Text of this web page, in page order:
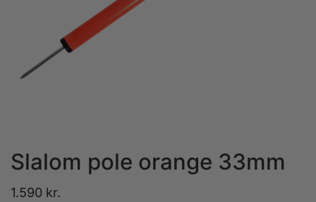
Slalom pole orange 33mm
1.590 kr.